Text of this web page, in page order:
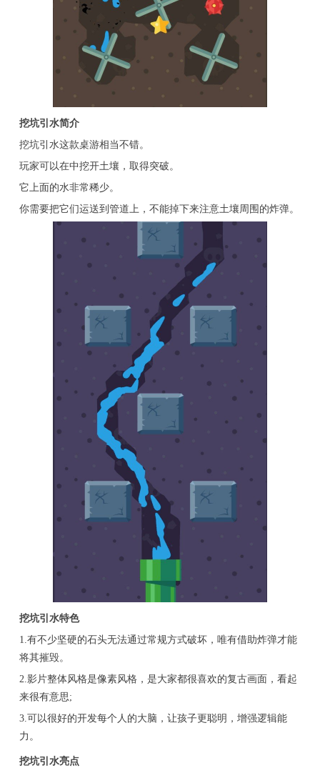
挖坑引水简介
挖坑引水这款桌游相当不错。
玩家可以在中挖开土壤，取得突破。
它上面的水非常稀少。
你需要把它们运送到管道上，不能掉下来注意土壤周围的炸弹。
挖坑引水特色
1.有不少坚硬的石头无法通过常规方式破坏，唯有借助炸弹才能
将其摧毁。
2.影片整体风格是像素风格，是大家都很喜欢的复古画面，看起
来很有意思;
3.可以很好的开发每个人的大脑，让孩子更聪明，增强逻辑能
力。
挖坑引水亮点